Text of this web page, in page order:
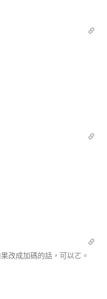
改成加碼的話，可以ㄛ。